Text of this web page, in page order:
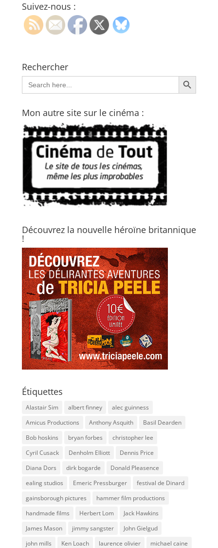
Suivez-nous :
Rechercher
Search
for:
Search Button
Mon autre site sur le cinéma :
Découvrez la nouvelle héroïne britannique
!
Étiquettes
Alastair Sim albert finney
alec guinness
Amicus Productions
Anthony Asquith
Basil Dearden
Bob hoskins
bryan forbes
christopher lee
Cyril Cusack
Denholm Elliott
Dennis Price
Diana Dors
dirk bogarde
Donald Pleasence
ealing studios
Emeric Pressburger
festival de Dinard
gainsborough pictures
hammer film productions
handmade films
Herbert Lom
Jack Hawkins
James Mason
jimmy sangster
John Gielgud
john mills
Ken Loach laurence olivier
michael caine